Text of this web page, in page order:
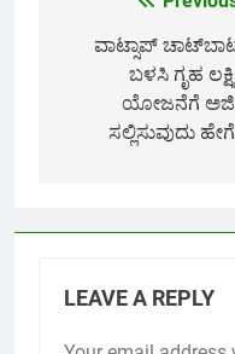
navigation
ವಾಟ್ಸಾಪ್‌
ಬಳಸಿ ಗೃಹ
ಯೋಜನೆಗೆ
ಸಲ್ಲಿಸುವುದು
LEAVE A REPLY